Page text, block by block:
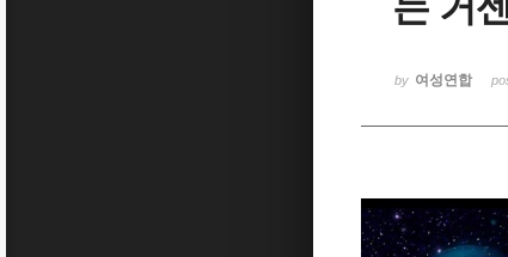
by 여성연합
Sketchbook5, 스케치북5